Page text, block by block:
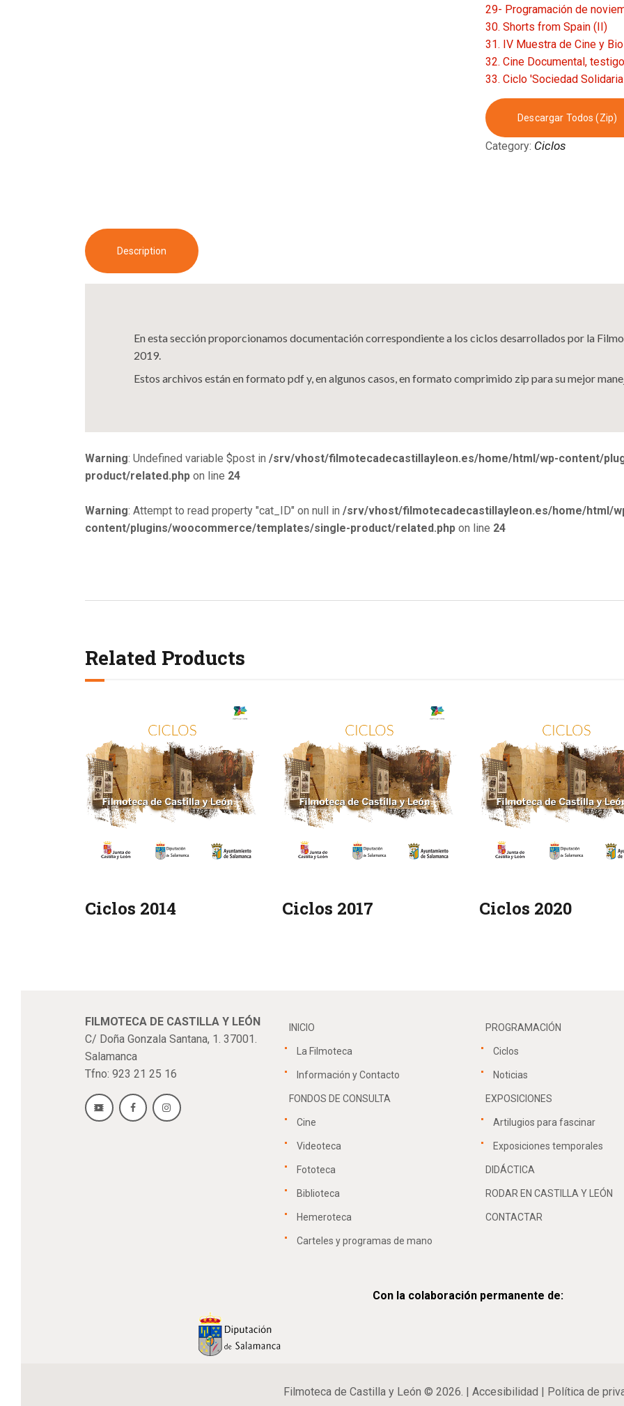
29- Programación de
30. Shorts from Spain (II)
31. IV Muestra de Cine y
32. Cine Documental,
33. Ciclo 'Sociedad
Descargar Todos (zip)
Category: Ciclos
Description
En esta sección proporcionamos documentación correspondiente a los ciclos desarrollados por la
2019.
Estos archivos están en formato pdf y, en algunos casos, en formato comprimido zip para su mejor
Warning: Undefined variable $post in /srv/vhost/filmotecadecastillayleon.es/home/html/wp-content/
product/related.php on line 24
Warning: Attempt to read property "cat_ID" on null in /srv/vhost/filmotecadecastillayleon.es/home/html/
content/plugins/woocommerce/templates/single-product/related.php on line 24
Related Products
Ciclos 2014 Ciclos 2017 Ciclos 2020
FILMOTECA DE CASTILLA Y LEÓN
C/ Doña Gonzala Santana, 1. 37001.
Salamanca
Tfno: 923 21 25 16
INICIO
La Filmoteca
Información y Contacto
FONDOS DE CONSULTA
Cine
Videoteca
Fototeca
Biblioteca
Hemeroteca
Carteles y programas de mano
PROGRAMACIÓN
Ciclos
Noticias
EXPOSICIONES
Artilugios para fascinar
Exposiciones temporales
DIDÁCTICA
RODAR EN CASTILLA Y LEÓN
CONTACTAR
Con la colaboración permanente de:
Filmoteca de Castilla y León © 2026. | Accesibilidad | Política de